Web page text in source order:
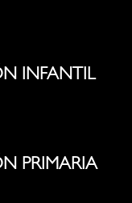
INFANTIL
PRIMARIA